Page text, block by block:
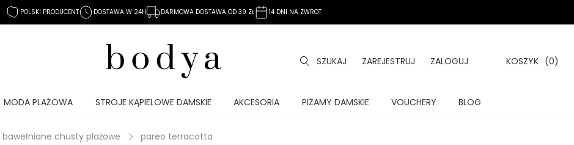
POLSKI PRODUCENT DOSTAWA W 24H DARMOWA DOSTAWA OD 39 ZŁ 14 DNI NA ZWROT
SZUKAJ ZAREJESTRUJ ZALOGUJ KOSZYK (0)
MODA PLAŻOWA STROJE KĄPIELOWE DAMSKIE AKCESORIA PIŻAMY DAMSKIE VOUCHERY BLOG
chusty plażowe pareo terracotta